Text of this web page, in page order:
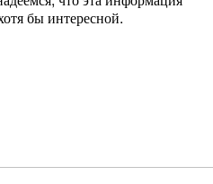
бы интересной.